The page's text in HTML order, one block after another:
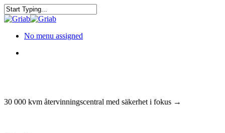
No menu assigned
30 000 kvm återvinningscentral med säkerhet i fokus →